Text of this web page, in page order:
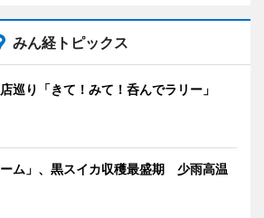
みん経トピックス
巡り「きて！みて！呑んでラリー」
ム」、黒スイカ収穫最盛期 少雨高温